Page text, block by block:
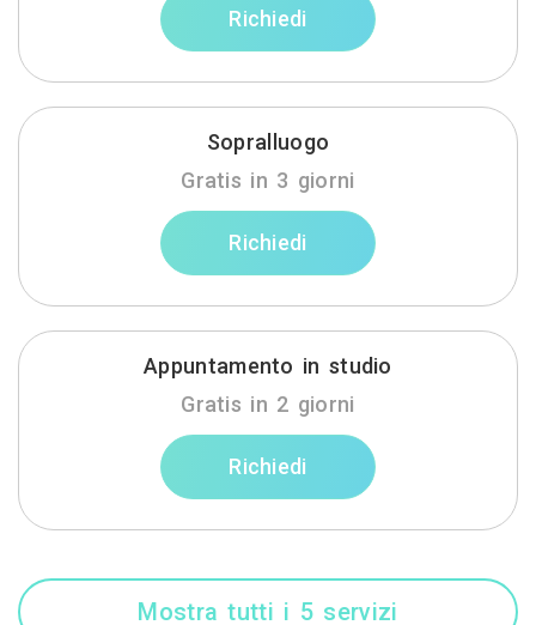
Richiedi
Sopralluogo
Gratis in 3 giorni
Richiedi
Appuntamento in studio
Gratis in 2 giorni
Richiedi
Mostra tutti i 5 servizi